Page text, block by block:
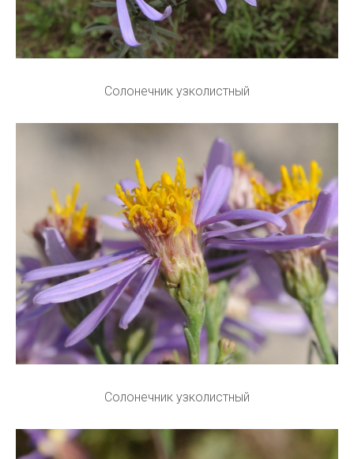
Солонечник узколистный
Солонечник узколистный